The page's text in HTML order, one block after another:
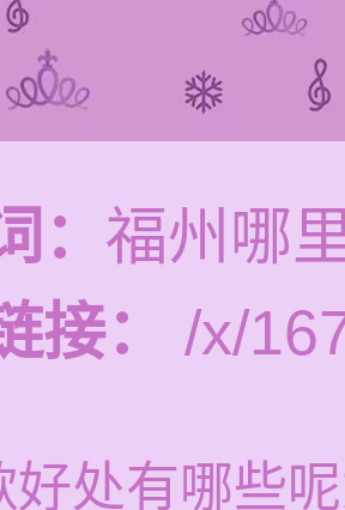
： 福州哪
接：
/x/
好处有哪些